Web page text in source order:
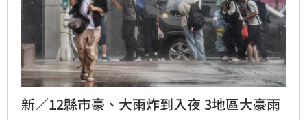
新／12縣市豪、大雨炸到入夜 3地區大豪雨